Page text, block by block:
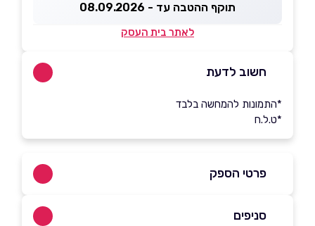
תוקף ההטבה עד - 08.09.2026
לאתר בית העסק
חשוב לדעת
*התמונות להמחשה בלבד
*ט.ל.ח
פרטי הספק
סניפים